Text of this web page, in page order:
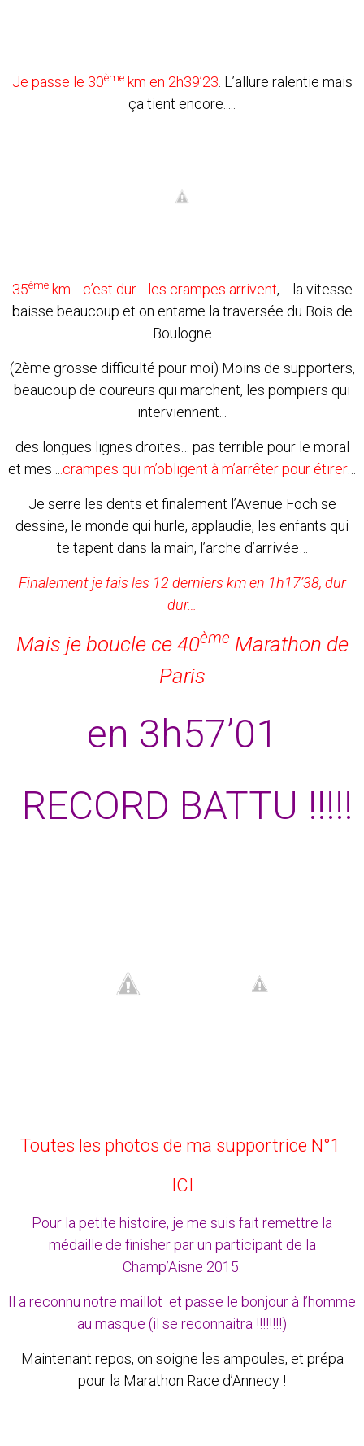
Je passe le 30èmekm en 2h39’23 . L’allure ralentie mais
ça tient encore.....
35èmekm… c’est dur… les crampes arrivent, ....la vitesse
baisse beaucoup et on entame la traversée du Bois de
Boulogne
(2ème grosse difficulté pour moi) Moins de supporters,
beaucoup de coureurs qui marchent, les pompiers qui
interviennent...
des longues lignes droites… pas terrible pour le moral
et mes ..
.crampes qui m’obligent à m’arrêter pour étirer…
Je serre les dents et finalement l’Avenue Foch se
dessine, le monde qui hurle, applaudie, les enfants qui
te tapent dans la main, l’arche d’arrivée…
Finalement je fais les 12 derniers km en 1h17’38, dur
dur…
Mais je boucle ce 40ème Marathon de
Paris
en 3h57’01
RECORD BATTU !!!!!
Toutes les photos de ma supportrice N°1
ICI
Pour la petite histoire, je me suis fait remettre la
médaille de finisher par un participant de la
Champ’Aisne 2015.
Il a reconnu notre maillot et passe le bonjour à l’homme
au masque (il se reconnaitra !!!!!!!!)
Maintenant repos, on soigne les ampoules, et prépa
pour la Marathon Race d’Annecy !